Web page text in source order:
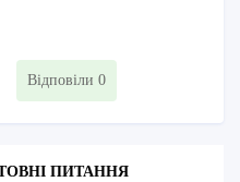
Відповіли 0
ПИТАННЯ